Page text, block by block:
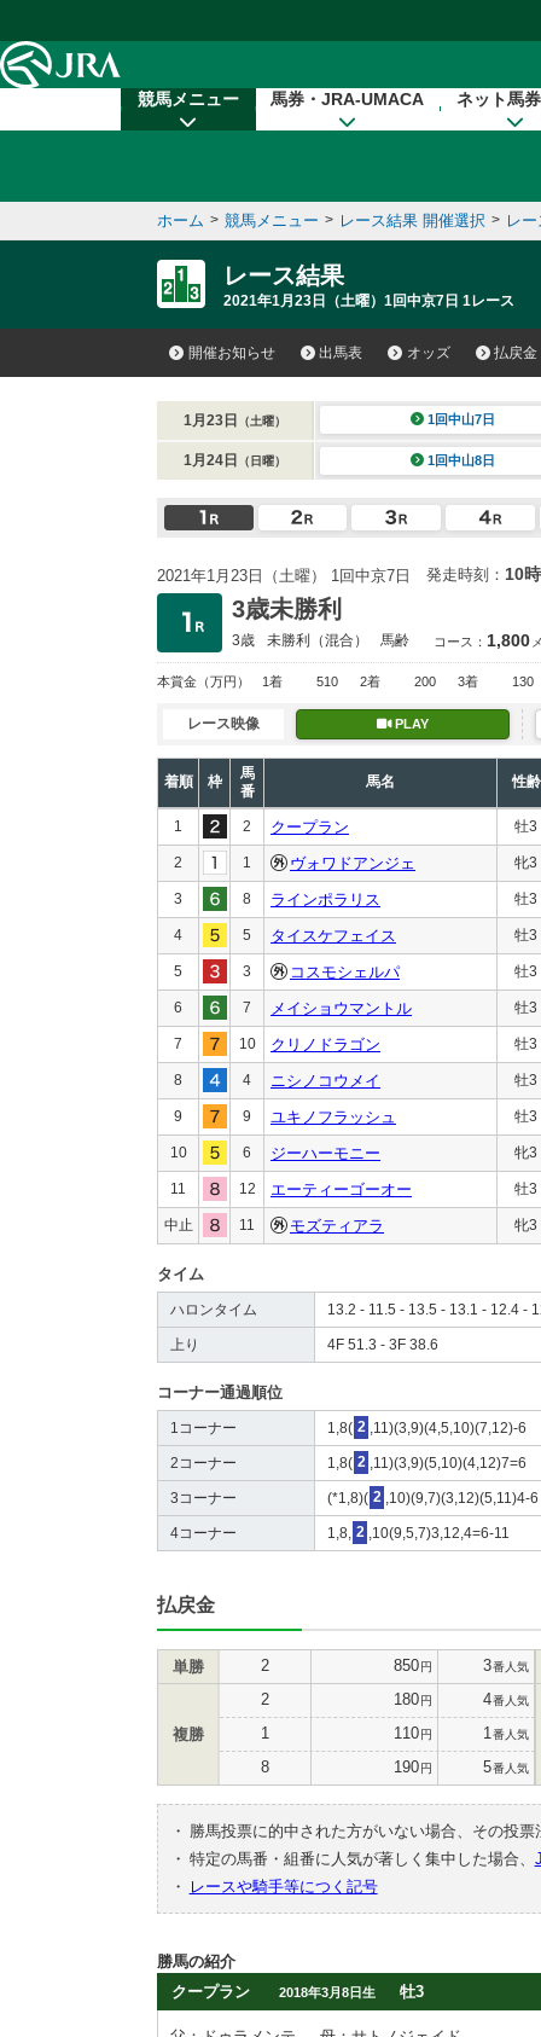
競馬メニュー 馬券・JRA-UMACA ネット馬
ホーム > 競馬メニュー > レース結果 開催選択 > レ
レース結果
2021年1月23日（土曜）1回中京7日 1レース
開催お知らせ 出馬表 オッズ 払戻金
1月23日 （土曜） 1回中山7日
1月24日 （日曜） 1回中山8日
2021年1月23日（土曜） 1回中京7日 発走時刻： 10
3歳未勝利
3歳 未勝利 （混合） 馬齢 コース： 1,800
本賞金 （万円） 1着 510 2着 200 3着 130
レース映像 PLAY
着順 枠
馬
番
馬名 性齢
1 2 クープラン 牡3
2 1 ヴォワドアンジェ 牝3
3 8 ラインポラリス 牡3
4 5 タイスケフェイス 牡3
5 3 コスモシェルパ 牡3
6 7 メイショウマントル 牡3
7 10 クリノドラゴン 牡3
8 4 ニシノコウメイ 牡3
9 9 ユキノフラッシュ 牡3
10 6 ジーハーモニー 牝3
11 12 エーティーゴーオー 牡3
中止 11 モズティアラ 牝3
タイム
ハロンタイム 13.2 - 11.5 - 13.5 - 13.1 - 12.4 -
上り 4F 51.3 - 3F 38.6
コーナー通過順位
1コーナー 1,8( 2 ,11)(3,9)(4,5,10)(7,12)-6
2コーナー 1,8( 2 ,11)(3,9)(5,10)(4,12)7=6
3コーナー (*1,8)( 2 ,10)(9,7)(3,12)(5,11)4-6
4コーナー 1,8, 2 ,10(9,5,7)3,12,4=6-11
払戻金
単勝 2 850円 3番人気
複勝
2 180円 4番人気
1 110円 1 番人気
8 190円 5番人気
・
勝馬投票に的中された方がいない場合、その投
・ 特定の馬番・組番に人気が著しく集中した場合、
・
レースや騎手等につく記号
勝馬の紹介
クープラン
2018年3月8日生 牡3